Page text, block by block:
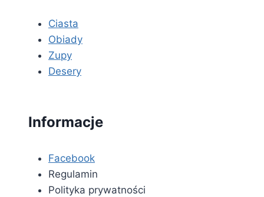
Ciasta
Obiady
Zupy
Desery
Informacje
Facebook
Regulamin
Polityka prywatności